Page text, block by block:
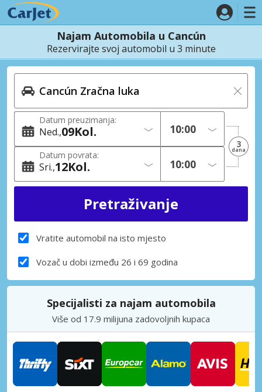
Najam Automobila u Cancún
Rezervirajte svoj automobil u 3 minute
Datum preuzimanja:
Ned. 09Kol.
Datum povrata:
Sri. 12Kol.
3
dana
Vratite automobil na isto mjesto
Vozač u dobi između 26 i 69 godina
Specijalisti za najam automobila
Više od 17.9 milijuna zadovoljnih kupaca